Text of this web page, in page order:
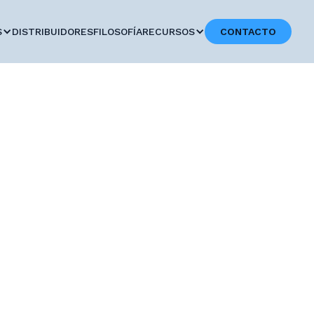
DISTRIBUIDORESFILOSOFÍARECURSOS CONTACTO